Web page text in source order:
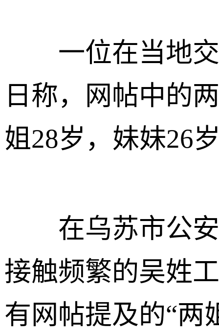
一位在当地交
日称，网帖中的
姐28岁，妹妹26
在乌苏市公安
接触频繁的吴姓
有网帖提及的“两